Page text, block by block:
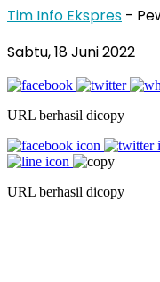
Tim Info Ekspres -
Sabtu, 18 Juni 2022
URL berhasil dicopy
URL berhasil dicopy